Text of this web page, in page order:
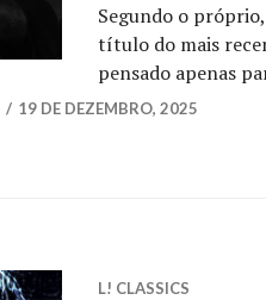
Segundo o
título do mais
pensado apenas
19 DE DEZEMBRO, 2025
L! CLASSICS